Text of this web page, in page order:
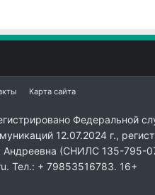
Карта сайта
Федеральной
12.07.2024 г.,
(СНИЛС 135-795-
Тел.: + 79853516783. 16+